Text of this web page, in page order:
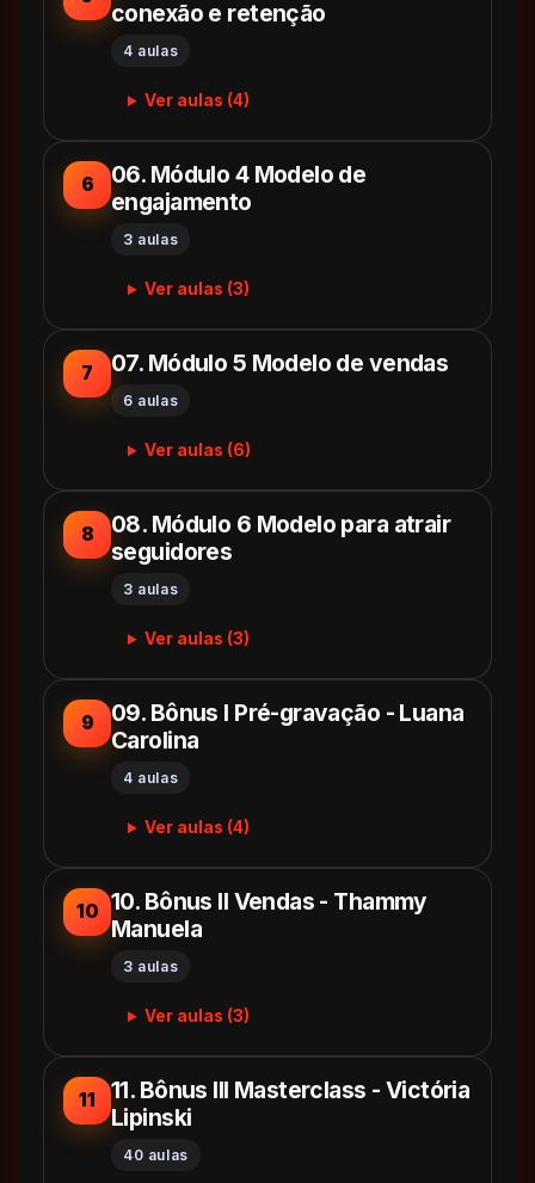
conexão e retenção
4 aulas
Ver aulas (4)
6
06. Módulo 4 Modelo de
engajamento
3 aulas
Ver aulas (3)
7 07. Módulo 5 Modelo de vendas
6 aulas
Ver aulas (6)
8
08. Módulo 6 Modelo para atrair
seguidores
3 aulas
Ver aulas (3)
9
09. Bônus I Pré-gravação - Luana
Carolina
4 aulas
Ver aulas (4)
10 10. Bônus II Vendas - Thammy
Manuela
3 aulas
Ver aulas (3)
11
11. Bônus III Masterclass - Victória
Lipinski
40 aulas